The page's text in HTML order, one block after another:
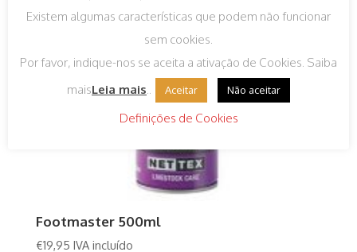
Footmaster 500ml
€19,95 IVA incluído
Existem algumas características que podem não funcionar
sem cookies.
Por favor, indique-nos se aceita a ativação de Cookies. Saiba
maisLeia mais.. Aceitar Não aceitar
Definições de Cookies